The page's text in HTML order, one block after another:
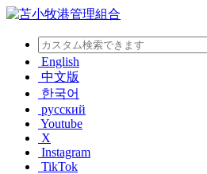
English
中文版
한국어
русский
Youtube
X
Instagram
TikTok